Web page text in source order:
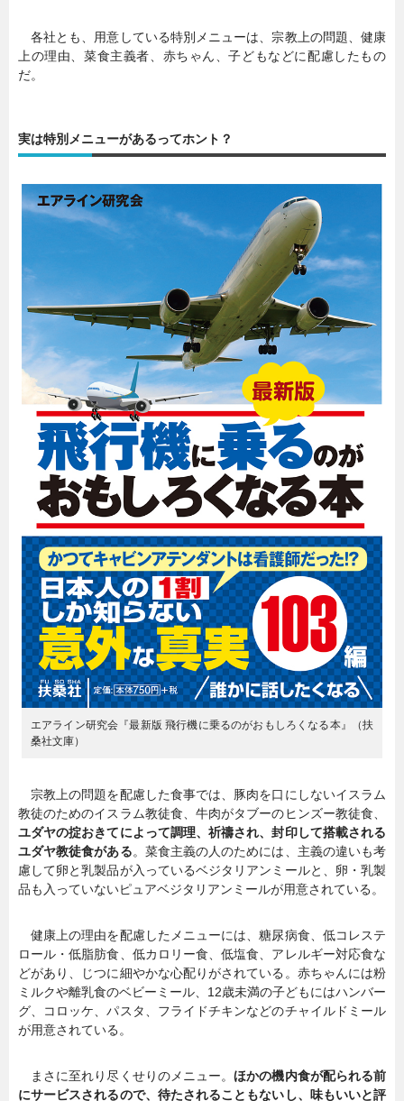
各社とも、用意している特別メニューは、宗教上の問題、健康
上の理由、菜食主義者、赤ちゃん、子どもなどに配慮したもの
だ。
実は特別メニューがあるってホント？
エアライン研究会『最新版 飛行機に乗るのがおもしろくなる本』（扶
桑社文庫）
宗教上の問題を配慮した食事では、豚肉を口にしないイスラム
教徒のためのイスラム教徒食、牛肉がタブーのヒンズー教徒食、
ユダヤの掟おきてによって調理、祈禱され、封印して搭載される
ユダヤ教徒食がある。菜食主義の人のためには、主義の違いも考
慮して卵と乳製品が入っているベジタリアンミールと、卵・乳製
品も入っていないピュアベジタリアンミールが用意されている。
健康上の理由を配慮したメニューには、糖尿病食、低コレステ
ロール・低脂肪食、低カロリー食、低塩食、アレルギー対応食な
どがあり、じつに細やかな心配りがされている。赤ちゃんには粉
ミルクや離乳食のベビーミール、12歳未満の子どもにはハンバー
グ、コロッケ、パスタ、フライドチキンなどのチャイルドミール
が用意されている。
まさに至れり尽くせりのメニュー。ほかの機内食が配られる前
にサービスされるので、待たされることもないし、味もいいと評